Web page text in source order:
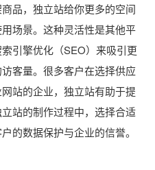
品，独立站给你更多的空间
场景。这种灵活性是其他平
引擎优化（SEO）来吸引更
客量。很多客户在选择供应
站的企业，独立站有助于提
站的制作过程中，选择合适
的数据保护与企业的信誉。